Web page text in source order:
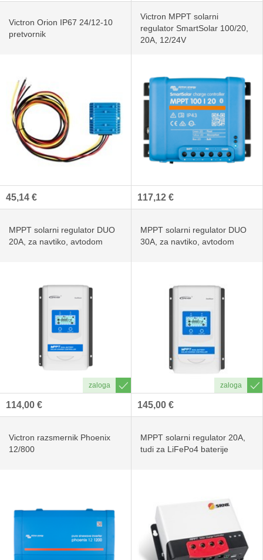
Victron Orion IP67 24/12-10
pretvornik
45,14 €
Victron MPPT solarni
regulator SmartSolar 100/20,
20A, 12/24V
117,12 €
MPPT solarni regulator DUO
20A, za navtiko, avtodom
114,00 €
MPPT solarni regulator DUO
30A, za navtiko, avtodom
145,00 €
Victron razsmernik Phoenix
12/800
MPPT solarni regulator 20A,
tudi za LiFePo4 baterije